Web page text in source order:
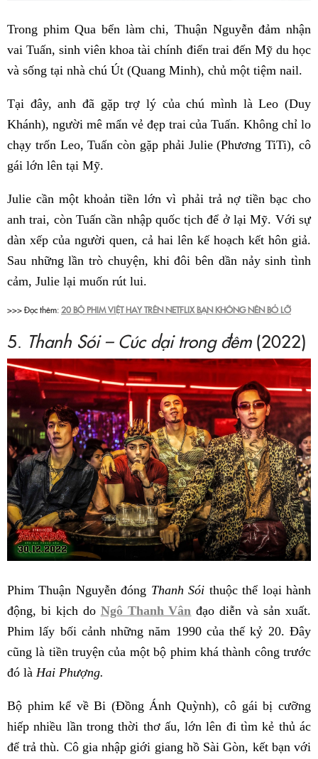
Trong phim Qua bển làm chi, Thuận Nguyễn đảm nhận
vai Tuấn, sinh viên khoa tài chính điển trai đến Mỹ du học
và sống tại nhà chú Út (Quang Minh), chủ một tiệm nail.
Tại đây, anh đã gặp trợ lý của chú mình là Leo (Duy
Khánh), người mê mẩn vẻ đẹp trai của Tuấn. Không chỉ lo
chạy trốn Leo, Tuấn còn gặp phải Julie (Phương TiTi), cô
gái lớn lên tại Mỹ.
Julie cần một khoản tiền lớn vì phải trả nợ tiền bạc cho
anh trai, còn Tuấn cần nhập quốc tịch để ở lại Mỹ. Với sự
dàn xếp của người quen, cả hai lên kế hoạch kết hôn giả.
Sau những lần trò chuyện, khi đôi bên dần nảy sinh tình
cảm, Julie lại muốn rút lui.
>>> Đọc thêm: 20 BỘ PHIM VIỆT HAY TRÊN NETFLIX BẠN KHÔNG NÊN BỎ LỠ
5. Thanh Sói – Cúc dại trong đêm(2022)
Phim Thuận Nguyễn đóng Thanh Sói thuộc thể loại hành
động, bi kịch do Ngô Thanh Vân đạo diễn và sản xuất.
Phim lấy bối cảnh những năm 1990 của thế kỷ 20. Đây
cũng là tiền truyện của một bộ phim khá thành công trước
đó là Hai Phượng.
Bộ phim kể về Bi (Đồng Ánh Quỳnh), cô gái bị cưỡng
hiếp nhiều lần trong thời thơ ấu, lớn lên đi tìm kẻ thủ ác
để trả thù. Cô gia nhập giới giang hồ Sài Gòn, kết bạn với